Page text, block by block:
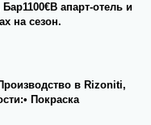
апарт-отель и
на сезон.
в Rizoniti,
Покраска